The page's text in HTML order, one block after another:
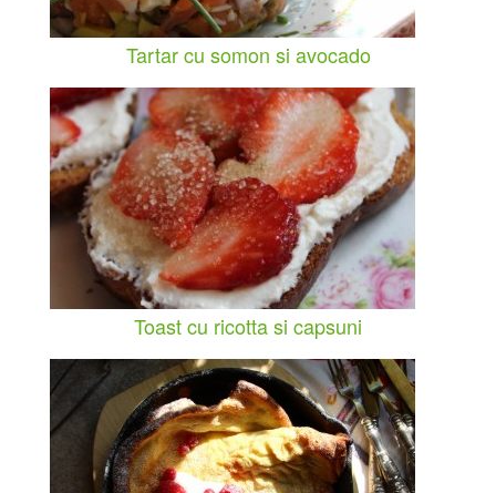
Tartar cu somon si avocado
Toast cu ricotta si capsuni